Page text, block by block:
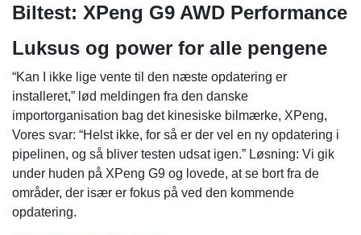
Biltest: XPeng G9 AWD Performance
Luksus og power for alle pengene
“Kan I ikke lige vente til den næste opdatering er
installeret,” lød meldingen fra den danske
importorganisation bag det kinesiske bilmærke, XPeng,
Vores svar: “Helst ikke, for så er der vel en ny opdatering i
pipelinen, og så bliver testen udsat igen.” Løsning: Vi gik
under huden på XPeng G9 og lovede, at se bort fra de
områder, der især er fokus på ved den kommende
opdatering.